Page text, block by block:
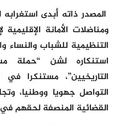
المصدر ذاته أبدى
ومناضلات الأمانة
التنظيمية للشباب والنساء
استنكاره لشن “حملة
التاريخيين”، مستنكرا
التواصل جهويا ووطنيا،
القضائية المنصفة لحقهم